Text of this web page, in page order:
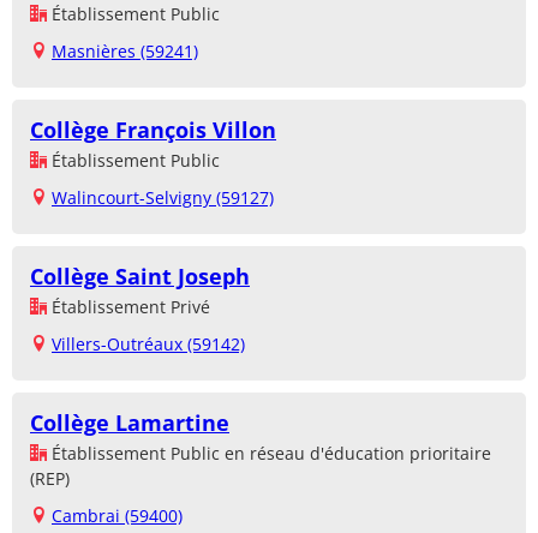
Établissement Public
Masnières (59241)
Collège François Villon
Établissement Public
Walincourt-Selvigny (59127)
Collège Saint Joseph
Établissement Privé
Villers-Outréaux (59142)
Collège Lamartine
Établissement Public en réseau d'éducation prioritaire
(REP)
Cambrai (59400)